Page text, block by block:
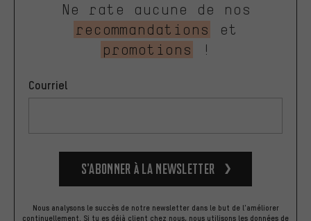
Ne rate aucune de nos
recommandations
et
promotions
!
Courriel
S’abonner à la newsletter
Nous analysons le succès de notre newsletter dans le but de l'améliorer
continuellement. Si tu es déjà client chez nous, nous utilisons les données de